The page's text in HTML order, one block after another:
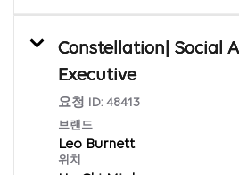
Constellation| Social
Executive
요청 ID: 48413
브랜드
Leo Burnett
위치